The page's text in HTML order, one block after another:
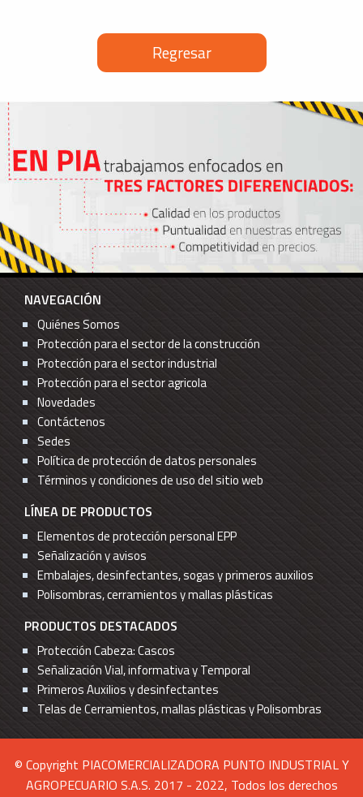
Regresar
NAVEGACIÓN
Quiénes Somos
Protección para el sector de la construcción
Protección para el sector industrial
Protección para el sector agricola
Novedades
Contáctenos
Sedes
Política de protección de datos personales
Términos y condiciones de uso del sitio web
LÍNEA DE PRODUCTOS
Elementos de protección personal EPP
Señalización y avisos
Embalajes, desinfectantes, sogas y primeros auxilios
Polisombras, cerramientos y mallas plásticas
PRODUCTOS DESTACADOS
Protección Cabeza: Cascos
Señalización Vial, informativa y Temporal
Primeros Auxilios y desinfectantes
Telas de Cerramientos, mallas plásticas y Polisombras
© Copyright PIACOMERCIALIZADORA PUNTO INDUSTRIAL Y
AGROPECUARIO S.A.S. 2017 - 2022, Todos los derechos